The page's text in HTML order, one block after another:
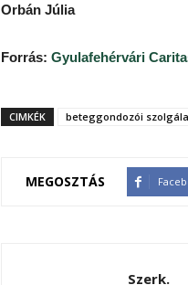
Orbán Júlia
Forrás: Gyulafehérvári
CIMKÉK beteggondozói
MEGOSZTÁS
Szerk.